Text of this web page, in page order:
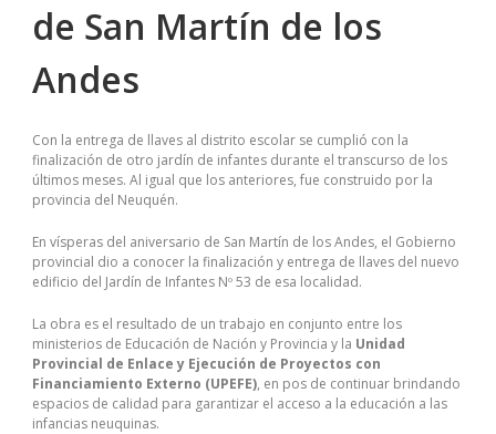
de San Martín de los
Andes
Con la entrega de llaves al distrito escolar se cumplió con la
finalización de otro jardín de infantes durante el transcurso de los
últimos meses. Al igual que los anteriores, fue construido por la
provincia del Neuquén.
En vísperas del aniversario de San Martín de los Andes, el Gobierno
provincial dio a conocer la finalización y entrega de llaves del nuevo
edificio del Jardín de Infantes Nº 53 de esa localidad.
La obra es el resultado de un trabajo en conjunto entre los
ministerios de Educación de Nación y Provincia y la Unidad
Provincial de Enlace y Ejecución de Proyectos con
Financiamiento Externo (UPEFE), en pos de continuar brindando
espacios de calidad para garantizar el acceso a la educación a las
infancias neuquinas.